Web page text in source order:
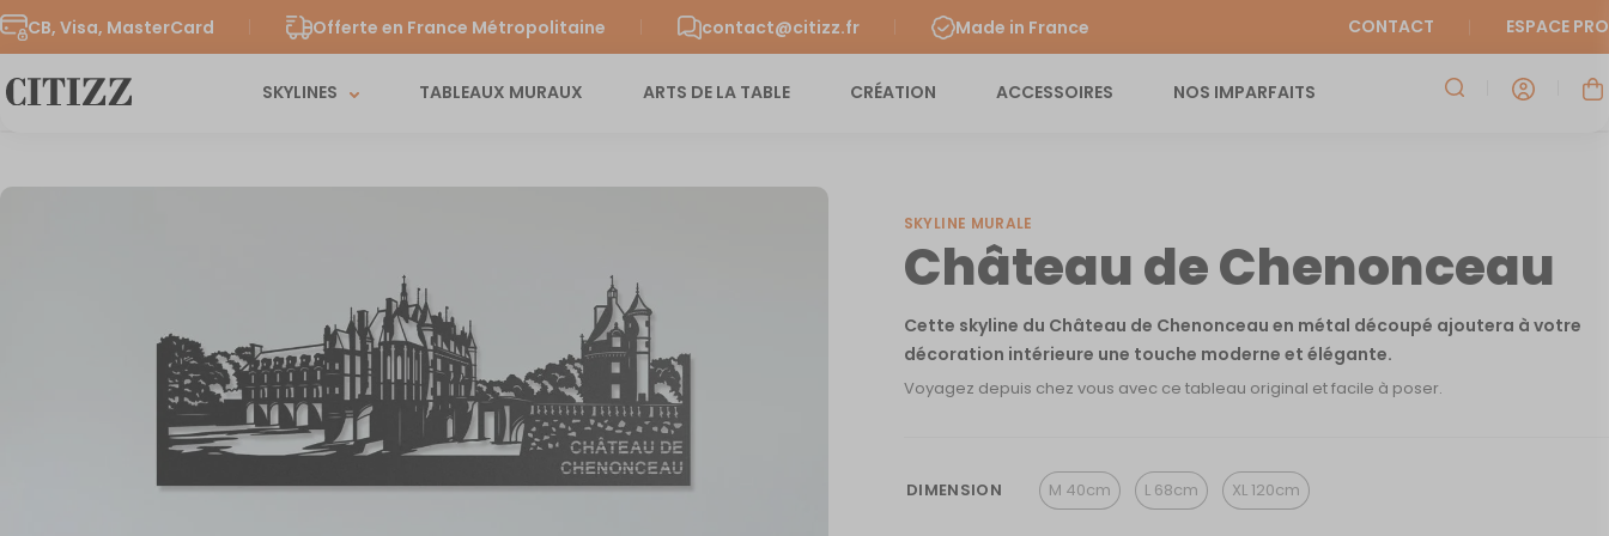
CB, Visa, MasterCard Offerte en France Métropolitaine contact@citizz.fr Made in France CONTACT ESPACE PRO
SKYLINES TABLEAUX MURAUX ARTS DE LA TABLE CRÉATION ACCESSOIRES NOS IMPARFAITS
SKYLINE MURALE
Château de Chenonceau
Cette skyline du Château de Chenonceau en métal découpé ajoutera à votre
décoration intérieure une touche moderne et élégante.
Voyagez depuis chez vous avec ce tableau original et facile à poser.
DIMENSION M 40cm L 68cm XL 120cm